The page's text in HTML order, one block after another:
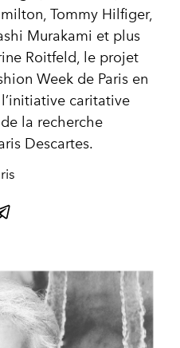
Tommy Hilfiger,
Murakami et plus
Roitfeld, le projet
Week de Paris en
caritative
la recherche
Descartes.